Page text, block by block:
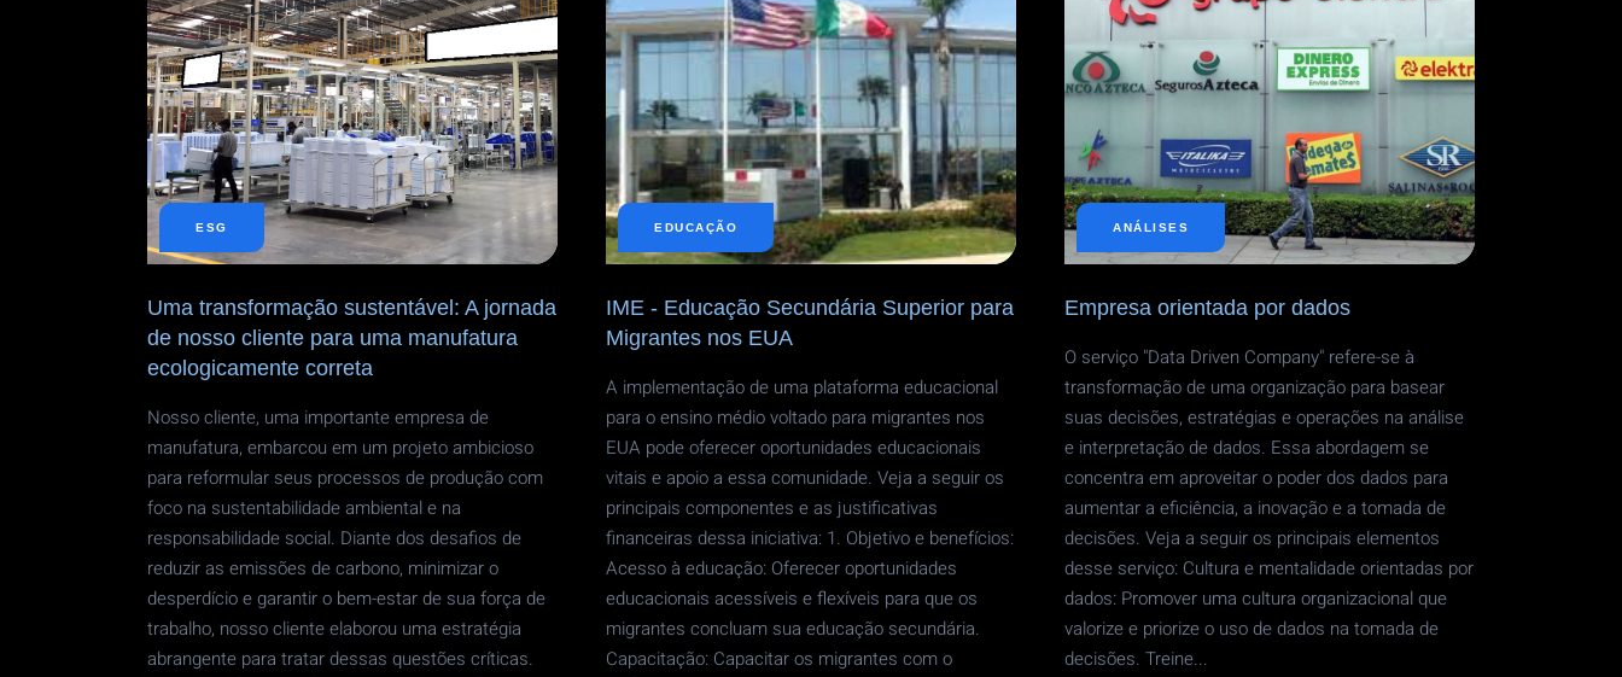
ESG
Uma transformação sustentável: A jornada
de nosso cliente para uma manufatura
ecologicamente correta
Nosso cliente, uma importante empresa de
manufatura, embarcou em um projeto ambicioso
para reformular seus processos de produção com
foco na sustentabilidade ambiental e na
responsabilidade social. Diante dos desafios de
reduzir as emissões de carbono, minimizar o
desperdício e garantir o bem-estar de sua força de
trabalho, nosso cliente elaborou uma estratégia
abrangente para tratar dessas questões críticas.
EDUCAÇÃO
IME - Educação Secundária Superior para
Migrantes nos EUA
A implementação de uma plataforma educacional
para o ensino médio voltado para migrantes nos
EUA pode oferecer oportunidades educacionais
vitais e apoio a essa comunidade. Veja a seguir os
principais componentes e as justificativas
financeiras dessa iniciativa: 1. Objetivo e benefícios:
Acesso à educação: Oferecer oportunidades
educacionais acessíveis e flexíveis para que os
migrantes concluam sua educação secundária.
Capacitação: Capacitar os migrantes com o
ANÁLISES
Empresa orientada por dados
O serviço "Data Driven Company" refere-se à
transformação de uma organização para basear
suas decisões, estratégias e operações na análise
e interpretação de dados. Essa abordagem se
concentra em aproveitar o poder dos dados para
aumentar a eficiência, a inovação e a tomada de
decisões. Veja a seguir os principais elementos
desse serviço: Cultura e mentalidade orientadas por
dados: Promover uma cultura organizacional que
valorize e priorize o uso de dados na tomada de
decisões. Treine...